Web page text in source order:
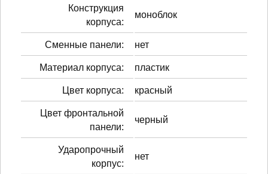
Конструкция
корпуса:
моноблок
Сменные панели: нет
Материал корпуса: пластик
Цвет корпуса: красный
Цвет фронтальной
панели:
черный
Ударопрочный
корпус:
нет